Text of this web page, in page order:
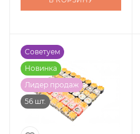
Советуем
Новинка
Лидер продаж
56 шт.